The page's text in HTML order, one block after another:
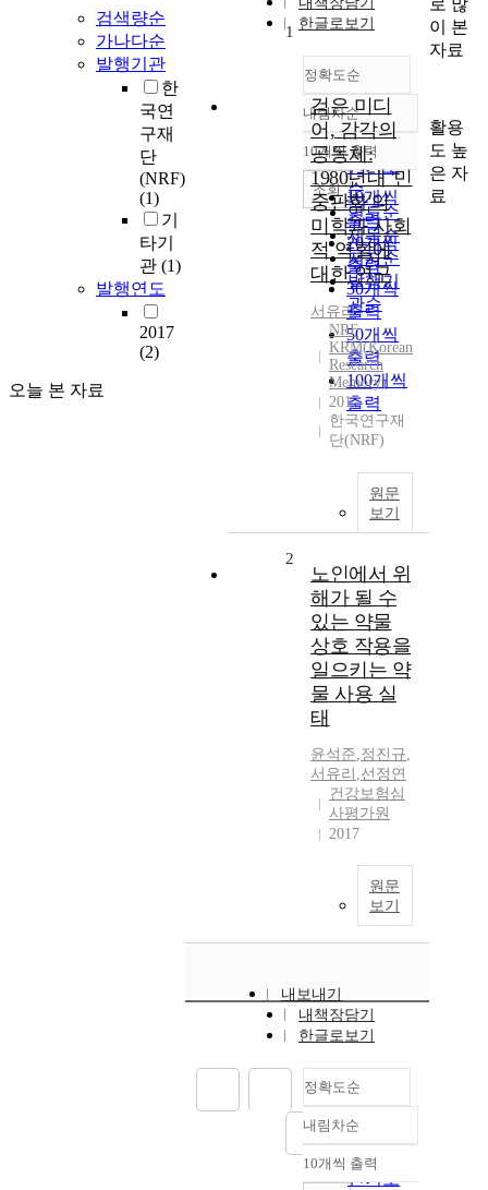
검색량순
가나다순
발행기관
한
국연
구재
단
(NRF)
(1)
기
타기
관 (1)
발행연도
2017
(2)
오늘 본 자료
한글로보기
정확도순
정확도
순
인기도
순
연도순
제목순
저자순
발행기
관순
내림차순
내림차순
10개씩 출력
10개씩
출력
20개씩
출력
30개씩
출력
50개씩
출력
100개씩
출력
조회
1
검은 미디
어, 감각의
공동체:
1980년대 '민
중판화'의
미학과 사회
적 역할에
대한 연구
서유리
NRF
KRM(Korean
Research
Memory)
2017
한국연구재
단(NRF)
원문
보기
2
노인에서 위
해가 될 수
있는 약물
상호 작용을
일으키는 약
물 사용 실
태
윤석준,정진규,
서유리 ,선정연
건강보험심
사평가원
2017
원문
보기
내보내기
내책장담기
한글로보기
정확도순
정확도
순
인기도
내림차순
내림차순
10개씩 출력
로 많
이 본
자료
활용
도 높
은 자
료